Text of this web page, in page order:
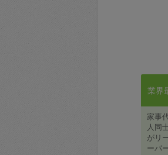
業界
家事
人同
がリ
ーパ